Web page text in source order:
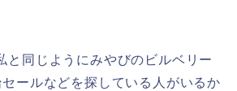
と同じようにみやびのビルベリー
ールなどを探している人がいるか